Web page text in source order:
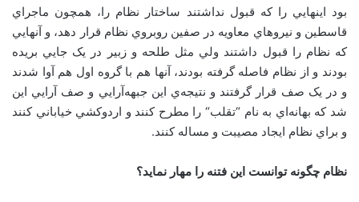
بود اينهايي را که قبول نداشتند ساختار نظام را، همچون ماجراي
قاسطين و نيروهاي معاويه در صفين روبروي نظام قرار دهد، و آنهايي
که نظام را قبول داشتند ولي مثل طلحه و زبير در يک جايي بريده
بودند و از نظام فاصله گرفته بودند، آنها هم با گروه اول هم آوا شدند
و در يک صف قرار گرفتند و نتيجه‌ي اين جبهه‌آرايي و صف آرايي اين
شد که بهانه‌اي به نام “تقلب“را مطرح کنند و اردوکشي خياباني کنند
و براي نظام ايجاد مصيبت و مساله کنند.
نظام چگونه توانست اين فتنه را مهار نمايد؟